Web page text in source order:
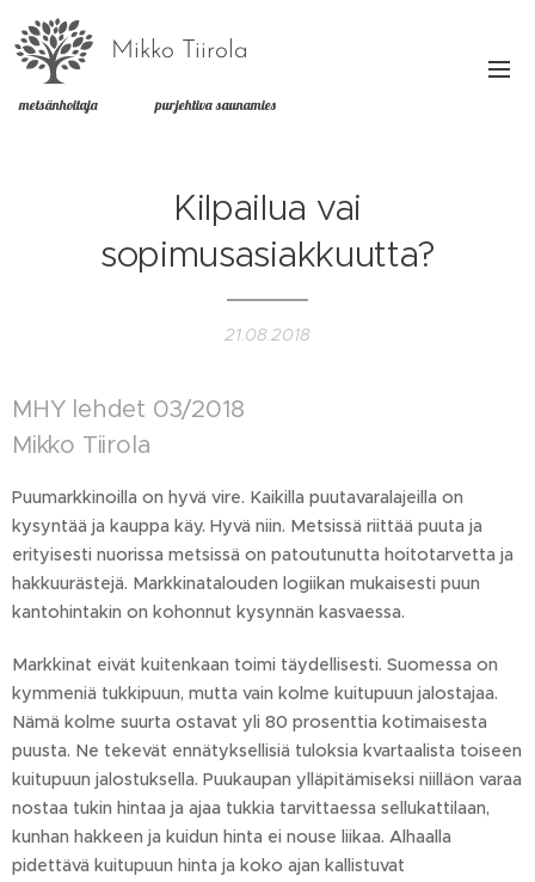
Mikko Tiirola
metsänhoitaja purjehtiva saunamies
Kilpailua vai
sopimusasiakkuutta?
21.08.2018
MHY lehdet 03/2018
Mikko Tiirola
Puumarkkinoilla on hyvä vire. Kaikilla puutavaralajeilla on
kysyntää ja kauppa käy. Hyvä niin. Metsissä riittää puuta ja
erityisesti nuorissa metsissä on patoutunutta hoitotarvetta ja
hakkuurästejä. Markkinatalouden logiikan mukaisesti puun
kantohintakin on kohonnut kysynnän kasvaessa.
Markkinat eivät kuitenkaan toimi täydellisesti. Suomessa on
kymmeniä tukkipuun, mutta vain kolme kuitupuun jalostajaa.
Nämä kolme suurta ostavat yli 80 prosenttia kotimaisesta
puusta. Ne tekevät ennätyksellisiä tuloksia kvartaalista toiseen
kuitupuun jalostuksella. Puukaupan ylläpitämiseksi niilläon varaa
nostaa tukin hintaa ja ajaa tukkia tarvittaessa sellukattilaan,
kunhan hakkeen ja kuidun hinta ei nouse liikaa. Alhaalla
pidettävä kuitupuun hinta ja koko ajan kallistuvat